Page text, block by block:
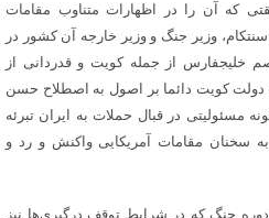
که آن را در اظهارات متناوب مقامات
وزیر جنگ و وزیر خارجه آن کشور در
نام بردن از تک تک پنج کشور متخاصم خلیج‎فارس از جمله کویت و قدردانی از
دولت کویت دائما بر اصول به اصطلاح حسن
مسئولیتی در قبال حملات به ایران تبرئه
سخنان مقامات آمریکایی واکنش و رد و
جنگ که در شرایط توقف درگیری‌ها نیز